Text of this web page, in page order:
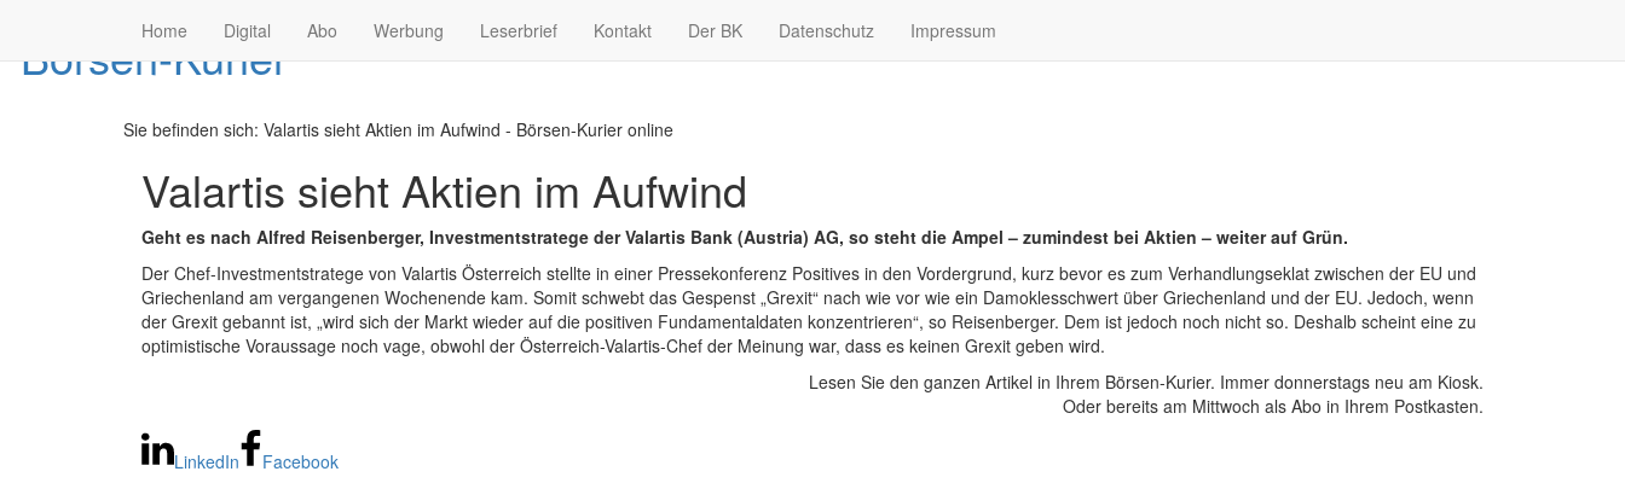
Home Digital Abo Werbung Leserbrief Kontakt Der BK Datenschutz Impressum
Sie befinden sich: Valartis sieht Aktien im Aufwind - Börsen-Kurier online
Valartis sieht Aktien im Aufwind
Geht es nach Alfred Reisenberger, Investmentstratege der Valartis Bank (Austria) AG, so steht die Ampel – zumindest bei Aktien – weiter auf Grün.
Der Chef-Investmentstratege von Valartis Österreich stellte in einer Pressekonferenz Positives in den Vordergrund, kurz bevor es zum Verhandlungseklat zwischen der EU und
Griechenland am vergangenen Wochenende kam. Somit schwebt das Gespenst „Grexit“ nach wie vor wie ein Damoklesschwert über Griechenland und der EU. Jedoch, wenn
der Grexit gebannt ist, „wird sich der Markt wieder auf die positiven Fundamentaldaten konzentrieren“, so Reisenberger. Dem ist jedoch noch nicht so. Deshalb scheint eine zu
optimistische Voraussage noch vage, obwohl der Österreich-Valartis-Chef der Meinung war, dass es keinen Grexit geben wird.
Lesen Sie den ganzen Artikel in Ihrem Börsen-Kurier. Immer donnerstags neu am Kiosk.
Oder bereits am Mittwoch als Abo in Ihrem Postkasten.
LinkedIn Facebook